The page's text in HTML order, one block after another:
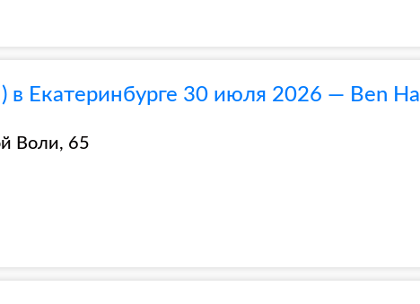
в Екатеринбурге 30 июля 2026 — Ben
Воли, 65